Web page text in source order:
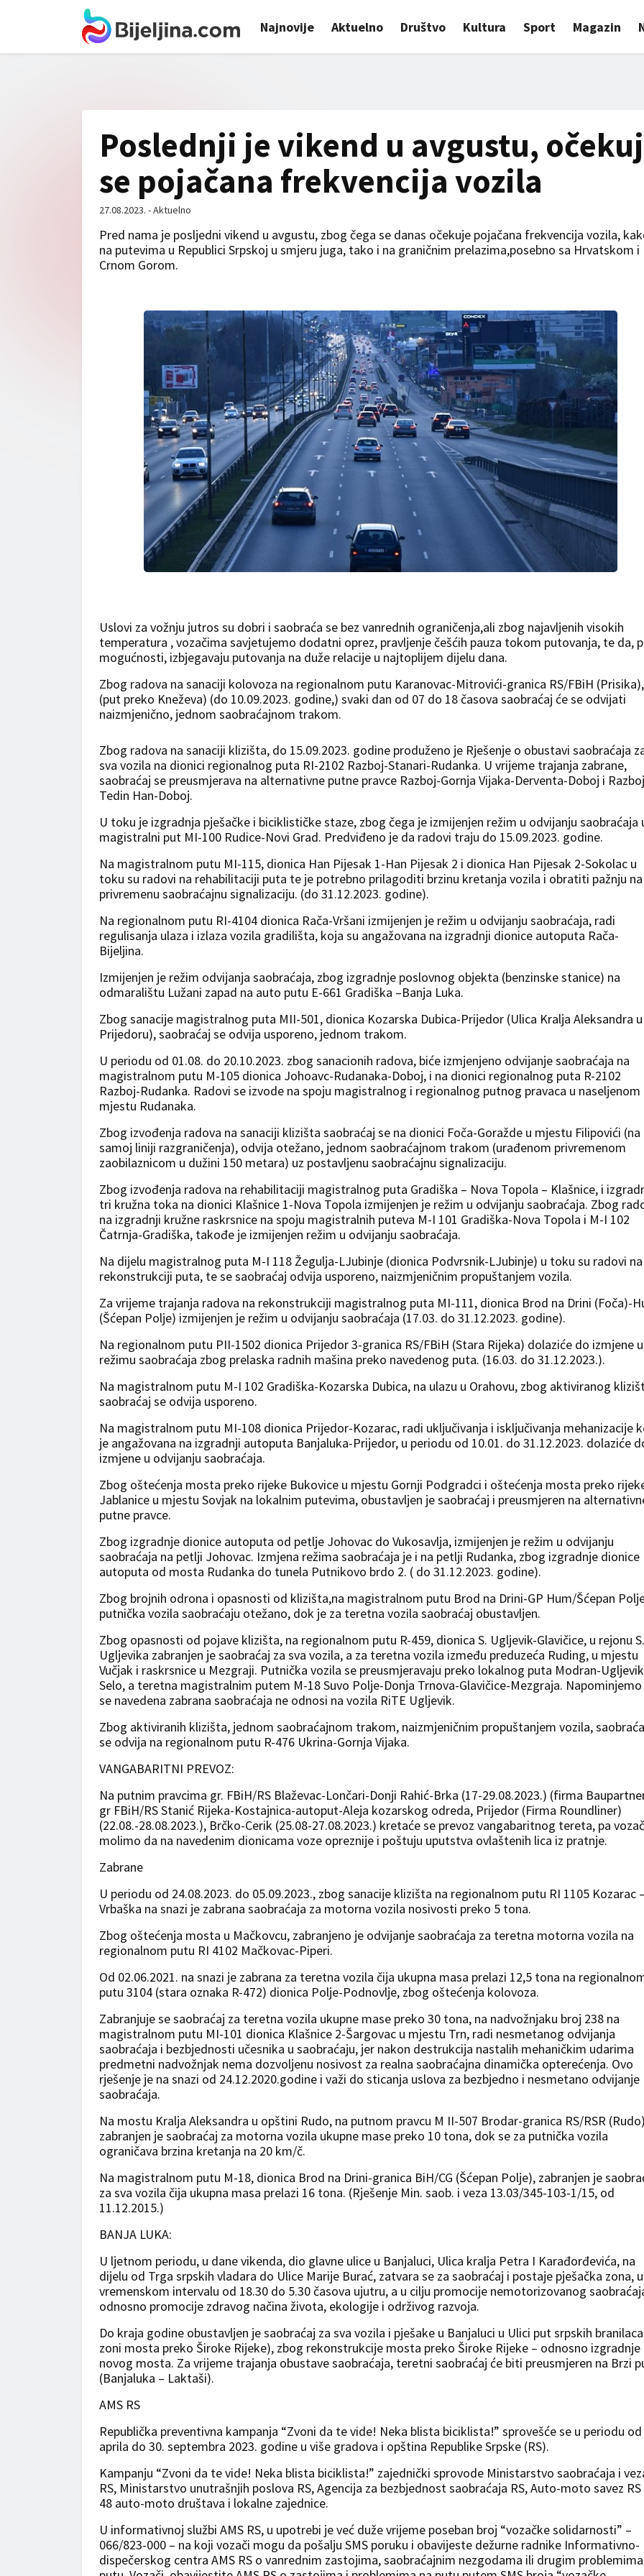
Najnovije Aktuelno Društvo Kultura Sport Magazin
Poslednji je vikend u avgustu,
se pojačana frekvencija vozila
27.08.2023. - Aktuelno
Pred nama je posljedni vikend u avgustu, zbog čega se danas očekuje pojačana frekvencija vozila,
na putevima u Republici Srpskoj u smjeru juga, tako i na graničnim prelazima,posebno sa Hrvatskom i
Crnom Gorom.
Uslovi za vožnju jutros su dobri i saobraća se bez vanrednih ograničenja,ali zbog najavljenih visokih
temperatura , vozačima savjetujemo dodatni oprez, pravljenje češćih pauza tokom putovanja, te da,
mogućnosti, izbjegavaju putovanja na duže relacije u najtoplijem dijelu dana.
Zbog radova na sanaciji kolovoza na regionalnom putu Karanovac-Mitrovići-granica RS/FBiH (Prisika),
(put preko Kneževa) (do 10.09.2023. godine,) svaki dan od 07 do 18 časova saobraćaj će se odvijati
naizmjenično, jednom saobraćajnom trakom.
Zbog radova na sanaciji klizišta, do 15.09.2023. godine produženo je Rješenje o obustavi saobraćaja
sva vozila na dionici regionalnog puta RI-2102 Razboj-Stanari-Rudanka. U vrijeme trajanja zabrane,
saobraćaj se preusmjerava na alternativne putne pravce Razboj-Gornja Vijaka-Derventa-Doboj i
Tedin Han-Doboj.
U toku je izgradnja pješačke i biciklističke staze, zbog čega je izmijenjen režim u odvijanju saobraćaja
magistralni put MI-100 Rudice-Novi Grad. Predviđeno je da radovi traju do 15.09.2023. godine.
Na magistralnom putu MI-115, dionica Han Pijesak 1-Han Pijesak 2 i dionica Han Pijesak 2-Sokolac u
toku su radovi na rehabilitaciji puta te je potrebno prilagoditi brzinu kretanja vozila i obratiti pažnju na
privremenu saobraćajnu signalizaciju. (do 31.12.2023. godine).
Na regionalnom putu RI-4104 dionica Rača-Vršani izmijenjen je režim u odvijanju saobraćaja, radi
regulisanja ulaza i izlaza vozila gradilišta, koja su angažovana na izgradnji dionice autoputa Rača-
Bijeljina.
Izmijenjen je režim odvijanja saobraćaja, zbog izgradnje poslovnog objekta (benzinske stanice) na
odmaralištu Lužani zapad na auto putu E-661 Gradiška –Banja Luka.
Zbog sanacije magistralnog puta MII-501, dionica Kozarska Dubica-Prijedor (Ulica Kralja Aleksandra u
Prijedoru), saobraćaj se odvija usporeno, jednom trakom.
U periodu od 01.08. do 20.10.2023. zbog sanacionih radova, biće izmjenjeno odvijanje saobraćaja na
magistralnom putu M-105 dionica Johoavc-Rudanaka-Doboj, i na dionici regionalnog puta R-2102
Razboj-Rudanka. Radovi se izvode na spoju magistralnog i regionalnog putnog pravaca u naseljenom
mjestu Rudanaka.
Zbog izvođenja radova na sanaciji klizišta saobraćaj se na dionici Foča-Goražde u mjestu Filipovići (na
samoj liniji razgraničenja), odvija otežano, jednom saobraćajnom trakom (urađenom privremenom
zaobilaznicom u dužini 150 metara) uz postavljenu saobraćajnu signalizaciju.
Zbog izvođenja radova na rehabilitaciji magistralnog puta Gradiška – Nova Topola – Klašnice, i
tri kružna toka na dionici Klašnice 1-Nova Topola izmijenjen je režim u odvijanju saobraćaja. Zbog
na izgradnji kružne raskrsnice na spoju magistralnih puteva M-I 101 Gradiška-Nova Topola i M-I 102
Čatrnja-Gradiška, takođe je izmijenjen režim u odvijanju saobraćaja.
Na dijelu magistralnog puta M-I 118 Žegulja-LJubinje (dionica Podvrsnik-LJubinje) u toku su radovi na
rekonstrukciji puta, te se saobraćaj odvija usporeno, naizmjeničnim propuštanjem vozila.
Za vrijeme trajanja radova na rekonstrukciji magistralnog puta MI-111, dionica Brod na Drini (Foča)-
(Šćepan Polje) izmijenjen je režim u odvijanju saobraćaja (17.03. do 31.12.2023. godine).
Na regionalnom putu PII-1502 dionica Prijedor 3-granica RS/FBiH (Stara Rijeka) dolaziće do izmjene u
režimu saobraćaja zbog prelaska radnih mašina preko navedenog puta. (16.03. do 31.12.2023.).
Na magistralnom putu M-I 102 Gradiška-Kozarska Dubica, na ulazu u Orahovu, zbog aktiviranog
saobraćaj se odvija usporeno.
Na magistralnom putu MI-108 dionica Prijedor-Kozarac, radi uključivanja i isključivanja mehanizacije
je angažovana na izgradnji autoputa Banjaluka-Prijedor, u periodu od 10.01. do 31.12.2023. dolaziće
izmjene u odvijanju saobraćaja.
Zbog oštećenja mosta preko rijeke Bukovice u mjestu Gornji Podgradci i oštećenja mosta preko
Jablanice u mjestu Sovjak na lokalnim putevima, obustavljen je saobraćaj i preusmjeren na
putne pravce.
Zbog izgradnje dionice autoputa od petlje Johovac do Vukosavlja, izmijenjen je režim u odvijanju
saobraćaja na petlji Johovac. Izmjena režima saobraćaja je i na petlji Rudanka, zbog izgradnje dionice
autoputa od mosta Rudanka do tunela Putnikovo brdo 2. ( do 31.12.2023. godine).
Zbog brojnih odrona i opasnosti od klizišta,na magistralnom putu Brod na Drini-GP Hum/Šćepan
putnička vozila saobraćaju otežano, dok je za teretna vozila saobraćaj obustavljen.
Zbog opasnosti od pojave klizišta, na regionalnom putu R-459, dionica S. Ugljevik-Glavičice, u rejonu S.
Ugljevika zabranjen je saobraćaj za sva vozila, a za teretna vozila između preduzeća Ruding, u mjestu
Vučjak i raskrsnice u Mezgraji. Putnička vozila se preusmjeravaju preko lokalnog puta Modran-Ugljevik
Selo, a teretna magistralnim putem M-18 Suvo Polje-Donja Trnova-Glavičice-Mezgraja. Napominjemo
se navedena zabrana saobraćaja ne odnosi na vozila RiTE Ugljevik.
Zbog aktiviranih klizišta, jednom saobraćajnom trakom, naizmjeničnim propuštanjem vozila,
se odvija na regionalnom putu R-476 Ukrina-Gornja Vijaka.
VANGABARITNI PREVOZ:
Na putnim pravcima gr. FBiH/RS Blaževac-Lončari-Donji Rahić-Brka (17-29.08.2023.) (firma
gr FBiH/RS Stanić Rijeka-Kostajnica-autoput-Aleja kozarskog odreda, Prijedor (Firma Roundliner)
(22.08.-28.08.2023.), Brčko-Cerik (25.08-27.08.2023.) kretaće se prevoz vangabaritnog tereta, pa
molimo da na navedenim dionicama voze opreznije i poštuju uputstva ovlaštenih lica iz pratnje.
Zabrane
U periodu od 24.08.2023. do 05.09.2023., zbog sanacije klizišta na regionalnom putu RI 1105 Kozarac –
Vrbaška na snazi je zabrana saobraćaja za motorna vozila nosivosti preko 5 tona.
Zbog oštećenja mosta u Mačkovcu, zabranjeno je odvijanje saobraćaja za teretna motorna vozila na
regionalnom putu RI 4102 Mačkovac-Piperi.
Od 02.06.2021. na snazi je zabrana za teretna vozila čija ukupna masa prelazi 12,5 tona na
putu 3104 (stara oznaka R-472) dionica Polje-Podnovlje, zbog oštećenja kolovoza.
Zabranjuje se saobraćaj za teretna vozila ukupne mase preko 30 tona, na nadvožnjaku broj 238 na
magistralnom putu MI-101 dionica Klašnice 2-Šargovac u mjestu Trn, radi nesmetanog odvijanja
saobraćaja i bezbjednosti učesnika u saobraćaju, jer nakon destrukcija nastalih mehaničkim udarima
predmetni nadvožnjak nema dozvoljenu nosivost za realna saobraćajna dinamička opterećenja. Ovo
rješenje je na snazi od 24.12.2020.godine i važi do sticanja uslova za bezbjedno i nesmetano odvijanje
saobraćaja.
Na mostu Kralja Aleksandra u opštini Rudo, na putnom pravcu M II-507 Brodar-granica RS/RSR (Rudo)
zabranjen je saobraćaj za motorna vozila ukupne mase preko 10 tona, dok se za putnička vozila
ograničava brzina kretanja na 20 km/č.
Na magistralnom putu M-18, dionica Brod na Drini-granica BiH/CG (Šćepan Polje), zabranjen je
za sva vozila čija ukupna masa prelazi 16 tona. (Rješenje Min. saob. i veza 13.03/345-103-1/15, od
11.12.2015.)
BANJA LUKA:
U ljetnom periodu, u dane vikenda, dio glavne ulice u Banjaluci, Ulica kralja Petra I Karađorđevića, na
dijelu od Trga srpskih vladara do Ulice Marije Burać, zatvara se za saobraćaj i postaje pješačka zona, u
vremenskom intervalu od 18.30 do 5.30 časova ujutru, a u cilju promocije nemotorizovanog
odnosno promocije zdravog načina života, ekologije i održivog razvoja.
Do kraja godine obustavljen je saobraćaj za sva vozila i pješake u Banjaluci u Ulici put srpskih
zoni mosta preko Široke Rijeke), zbog rekonstrukcije mosta preko Široke Rijeke – odnosno izgradnje
novog mosta. Za vrijeme trajanja obustave saobraćaja, teretni saobraćaj će biti preusmjeren na Brzi
(Banjaluka – Laktaši).
AMS RS
Republička preventivna kampanja “Zvoni da te vide! Neka blista biciklista!” sprovešće se u periodu od
aprila do 30. septembra 2023. godine u više gradova i opština Republike Srpske (RS).
Kampanju “Zvoni da te vide! Neka blista biciklista!” zajednički sprovode Ministarstvo saobraćaja i
RS, Ministarstvo unutrašnjih poslova RS, Agencija za bezbjednost saobraćaja RS, Auto-moto savez RS
48 auto-moto društava i lokalne zajednice.
U informativnoj službi AMS RS, u upotrebi je već duže vrijeme poseban broj “vozačke solidarnosti” –
066/823-000 – na koji vozači mogu da pošalju SMS poruku i obavijeste dežurne radnike Informativno-
dispečerskog centra AMS RS o vanrednim zastojima, saobraćajnim nezgodama ili drugim